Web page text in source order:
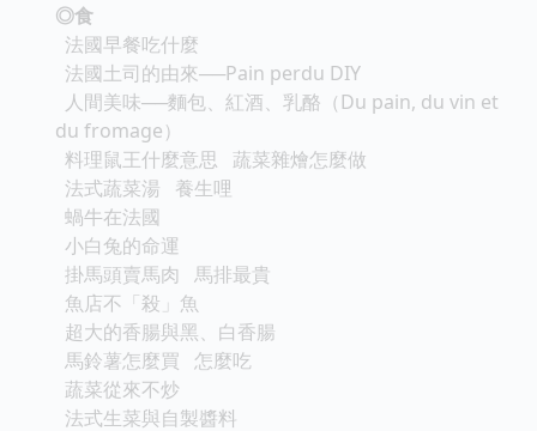
◎食
法國早餐吃什麼
法國土司的由來──Pain perdu DIY
人間美味──麵包、紅酒、乳酪（Du pain, du vin et
du fromage）
料理鼠王什麼意思 蔬菜雜燴怎麼做
法式蔬菜湯 養生哩
蝸牛在法國
小白兔的命運
掛馬頭賣馬肉 馬排最貴
魚店不「殺」魚
超大的香腸與黑、白香腸
馬鈴薯怎麼買 怎麼吃
蔬菜從來不炒
法式生菜與自製醬料